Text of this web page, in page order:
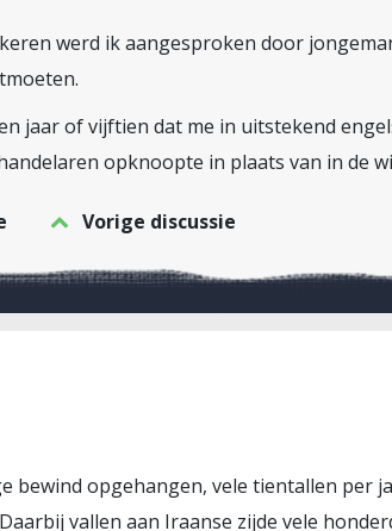
werd ik aangesproken door
jaar of vijftien dat me in uitstekend
opknoopte in plaats van in de
Vorige discussie
bewind opgehangen, vele tientallen per
vallen aan Iraanse zijde vele